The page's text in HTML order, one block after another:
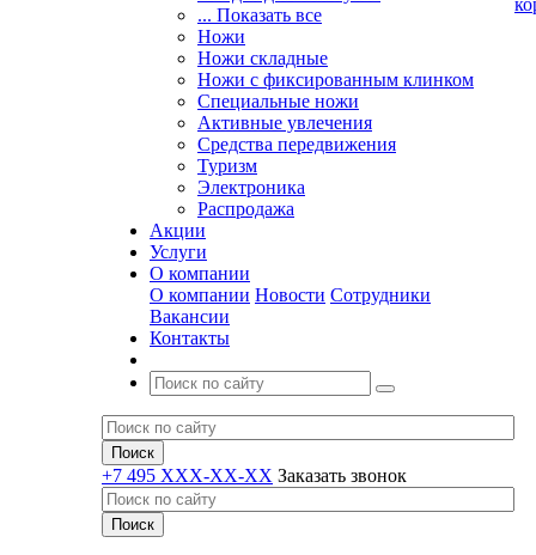
... Показать все
Ножи
Ножи складные
Ножи с фиксированным клинком
Специальные ножи
Активные увлечения
Средства передвижения
Туризм
Электроника
Распродажа
Акции
Услуги
О компании
О компании Новости Сотрудники
Вакансии
Контакты
+7 495 XXX-XX-XX Заказать звонок